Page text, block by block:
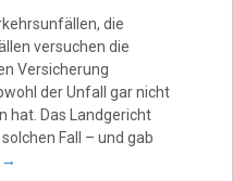
die
versuchen die
Versicherung
der Unfall gar nicht
hat. Das Landgericht
Fall – und gab
→